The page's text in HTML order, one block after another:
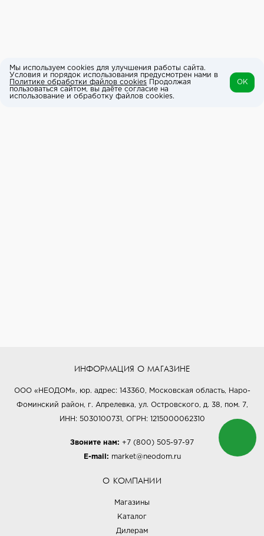
ИНФОРМАЦИЯ О МАГАЗИНЕ
ООО «НЕОДОМ», юр. адрес: 143360, Московская область, Наро-
Фоминский район, г. Апрелевка, ул. Островского, д. 38, пом. 7,
ИНН: 5030100731, ОГРН: 1215000062310
Звоните нам: +7 (800) 505-97-97
E-mail: market@neodom.ru
О КОМПАНИИ
Магазины
Каталог
Дилерам
Мы используем cookies для улучшения работы сайта.
Условия и порядок использования предусмотрен нами в
Политике обработки файлов cookies Продолжая
пользоваться сайтом, вы даёте согласие на
использование и обработку файлов cookies.
OK